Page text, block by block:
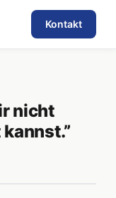
Kontakt
nicht